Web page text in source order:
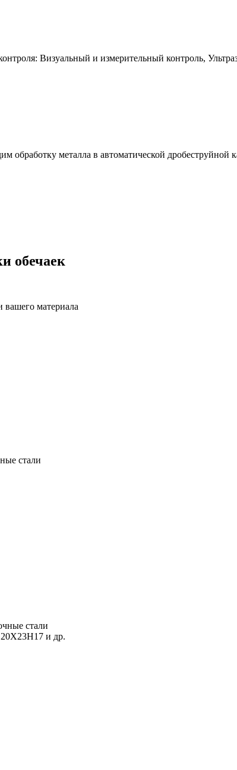
Визуальный и измерительный контроль,
обработку металла в автоматической дробеструйной
обечаек
вашего материала
стали
стали
и др.